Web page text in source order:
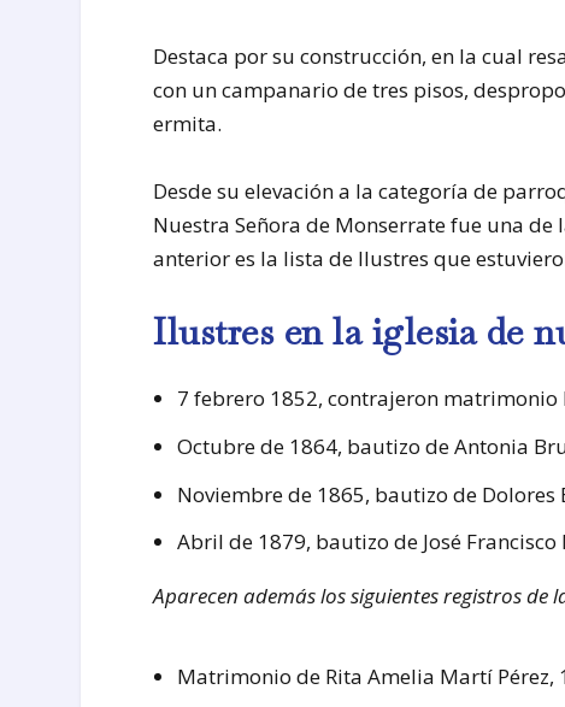
Destaca por su construcción, en la cual
con un campanario de tres pisos,
ermita.
Desde su elevación a la categoría de
Nuestra Señora de Monserrate fue una
anterior es la lista de Ilustres que
Ilustres en la iglesia de
7 febrero 1852, contrajeron matrimonio
Octubre de 1864, bautizo de Antonia
Noviembre de 1865, bautizo de
Abril de 1879, bautizo de José
Aparecen además los siguientes registros de
Matrimonio de Rita Amelia Martí Pérez,